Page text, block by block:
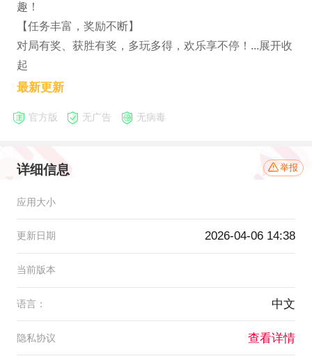
趣！
【任务丰富，奖励不断】
对局有奖、获胜有奖，多玩多得，欢乐享不停！...展开收
起
最新更新
官方版 无广告 无病毒
详细信息 举报
应用大小
更新日期 2026-04-06 14:38
当前版本
语言： 中文
隐私协议 查看详情